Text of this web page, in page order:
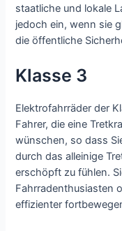
staatliche und lokale
jedoch ein, wenn sie
die öffentliche
Klasse 3
Elektrofahrräder der
Fahrer, die eine
wünschen, so dass
durch das alleinige
erschöpft zu fühlen.
Fahrradenthusiasten
effizienter